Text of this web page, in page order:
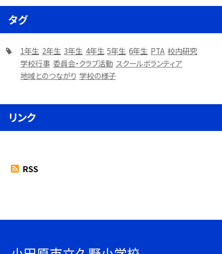
タグ
1年生 2年生 3年生 4年生 5年生 6年生 PTA 校内研究
学校行事 委員会・クラブ活動 スクールボランティア
地域とのつながり 学校の様子
リンク
RSS